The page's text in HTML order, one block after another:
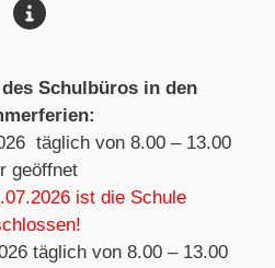
Schulbüros in den
täglich von 8.00 – 13.00
geöffnet
ist die Schule
täglich von 8.00 – 13.00